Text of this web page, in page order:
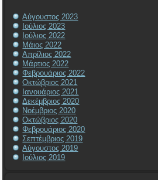
Αύγουστος 2023
Ιούλιος 2023
Ιούλιος 2022
Μάιος 2022
Απρίλιος 2022
Μάρτιος 2022
Φεβρουάριος 2022
Οκτώβριος 2021
Ιανουάριος 2021
Δεκέμβριος 2020
Νοέμβριος 2020
Οκτώβριος 2020
Φεβρουάριος 2020
Σεπτέμβριος 2019
Αύγουστος 2019
Ιούλιος 2019